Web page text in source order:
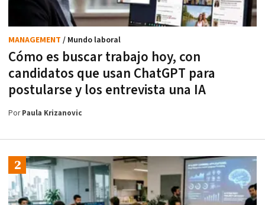
Cómo es buscar trabajo hoy, con
candidatos que usan ChatGPT para
postularse y los entrevista una IA
MANAGEMENT / Mundo laboral
PorPaula Krizanovic